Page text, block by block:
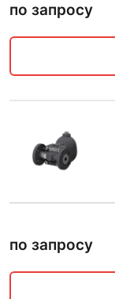
по запросу
по запросу